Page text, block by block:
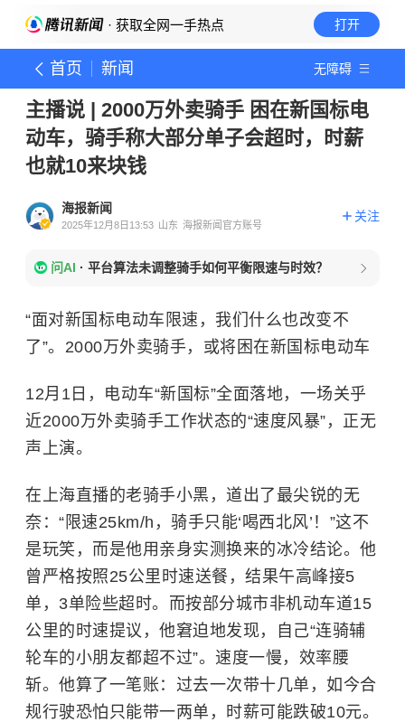
· 获取全网一手热点 打开
首页 新闻 无障碍
主播说 | 2000万外卖骑手 困在新国标电
动车，骑手称大部分单子会超时，时薪
也就10来块钱
海报新闻
2025年12月8日13:53 山东 海报新闻官方账号
关注
问AI · 平台算法未调整骑手如何平衡限速与时效？
“面对新国标电动车限速，我们什么也改变不
了”。2000万外卖骑手，或将困在新国标电动车
12月1日，电动车“新国标”全面落地，一场关乎
近2000万外卖骑手工作状态的“速度风暴”，正无
声上演。
在上海直播的老骑手小黑，道出了最尖锐的无
奈：“限速25km/h，骑手只能‘喝西北风’！”这不
是玩笑，而是他用亲身实测换来的冰冷结论。他
曾严格按照25公里时速送餐，结果午高峰接5
单，3单险些超时。而按部分城市非机动车道15
公里的时速提议，他窘迫地发现，自己“连骑辅
轮车的小朋友都超不过”。速度一慢，效率腰
斩。他算了一笔账：过去一次带十几单，如今合
规行驶恐怕只能带一两单，时薪可能跌破10元。